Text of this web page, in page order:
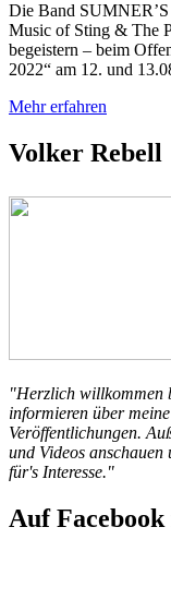
Die Band
Music of Sting & The
begeistern – beim
2022“ am 12. und
Mehr erfahren
Volker Rebell
"Herzlich willkommen
informieren über
Veröffentlichungen.
und Videos
für's Interesse."
Auf Facebook